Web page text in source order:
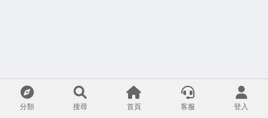
分類 搜尋 首頁 客服 登入